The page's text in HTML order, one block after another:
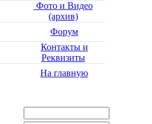
Фото и Видео
(архив)
Форум
Контакты и
Реквизиты
На главную